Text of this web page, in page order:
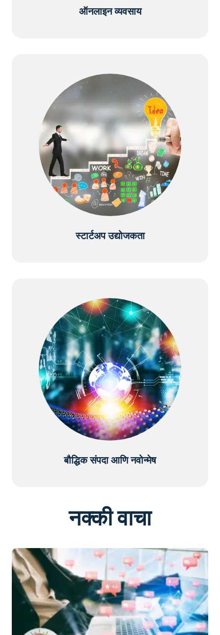
ऑनलाइन व्यवसाय
स्टार्टअप उद्योजकता
बौद्धिक संपदा आणि नवोन्मेष
नक्की वाचा